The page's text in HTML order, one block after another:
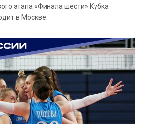
этапа «Финала шести» Кубка
в Москве.